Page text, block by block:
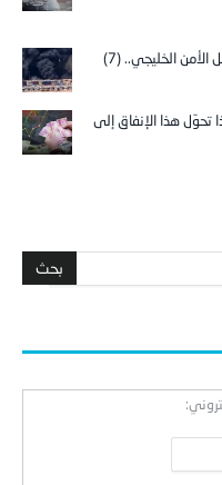
الأمن الخليجي.. (7)
تحوّل هذا الإنفاق إلى